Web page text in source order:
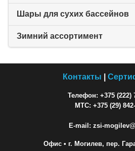
Шары для сухих бассейнов
Зимний ассортимент
Контакты
Телефон: +375 (222)
МТС: +375 (29)
E-mail: zsi-
Офис• г. Могилев, пер.